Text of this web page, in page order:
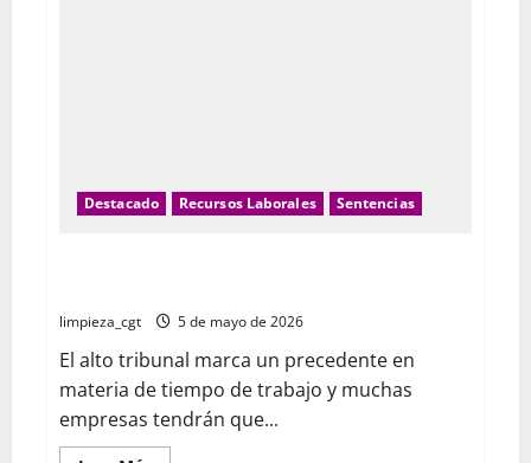
Destacado Recursos Laborales Sentencias
limpieza_cgt 5 de mayo de 2026
El alto tribunal marca un precedente en
materia de tiempo de trabajo y muchas
empresas tendrán que...